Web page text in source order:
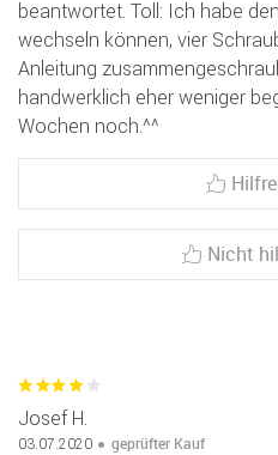
beantwortet. Toll: Ich habe
wechseln können, vier
Anleitung
handwerklich eher weniger
Wochen noch.^^
Nicht
Josef H.
03.07.2020 geprüfter Kauf